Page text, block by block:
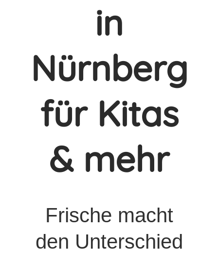
in
Nürnberg
für Kitas
& mehr
Frische macht
den Unterschied